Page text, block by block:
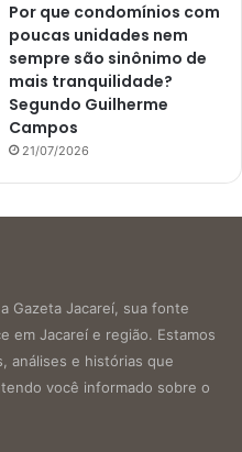
Por que condomínios com
poucas unidades nem
sempre são sinônimo de
mais tranquilidade?
Segundo Guilherme
Campos
21/07/2026
Gazeta Jacareí, sua fonte
em Jacareí e região. Estamos
análises e histórias que
você informado sobre o